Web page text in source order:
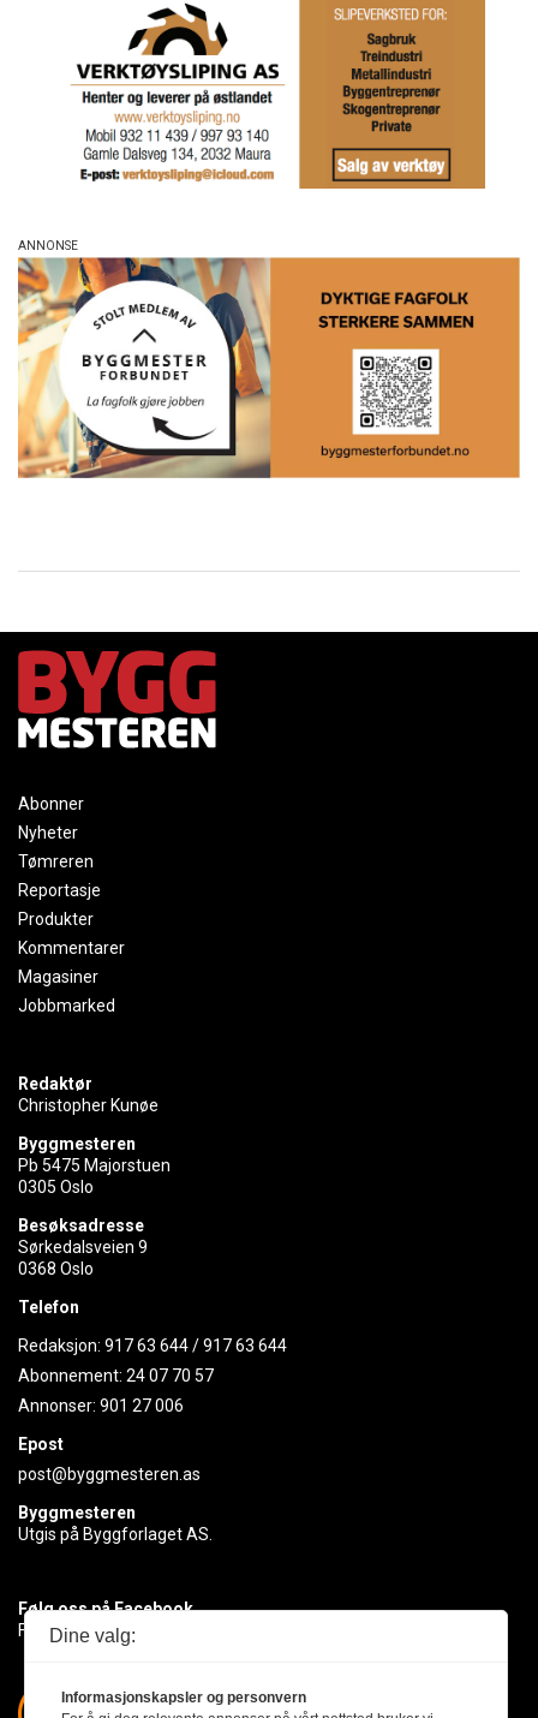
Abonner
Nyheter
Tømreren
Reportasje
Produkter
Kommentarer
Magasiner
Jobbmarked
Redaktør
Christopher Kunøe
Byggmesteren
Pb 5475 Majorstuen
0305 Oslo
Besøksadresse
Sørkedalsveien 9
0368 Oslo
Telefon
Redaksjon: 917 63 644/917 63 644
Abonnement: 24 07 70 57
Annonser: 901 27 006
Epost
post@byggmesteren.as
Byggmesteren
Utgis på Byggforlaget AS.
Følg oss på Facebook
Få med deg det siste innen byggebransjen
Dine valg:
Informasjonskapsler og personvern